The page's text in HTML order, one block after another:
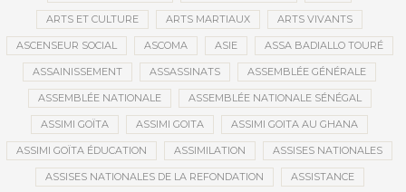
ARTS ET CULTURE ARTS MARTIAUX ARTS VIVANTS
ASCENSEUR SOCIAL ASCOMA ASIE ASSA BADIALLO TOURÉ
ASSAINISSEMENT ASSASSINATS ASSEMBLÉE GÉNÉRALE
ASSEMBLÉE NATIONALE ASSEMBLÉE NATIONALE SÉNÉGAL
ASSIMI GOÏTA ASSIMI GOITA ASSIMI GOITA AU GHANA
ASSIMI GOÏTA ÉDUCATION ASSIMILATION ASSISES NATIONALES
ASSISES NATIONALES DE LA REFONDATION ASSISTANCE